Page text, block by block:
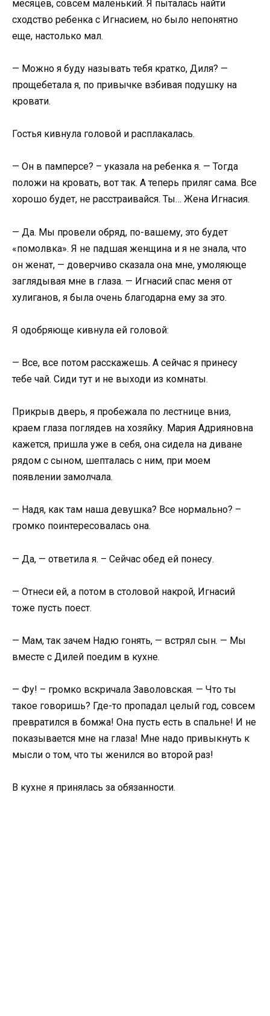
месяцев, совсем маленький. Я пыталась найти
сходство ребенка с Игнасием, но было непонятно
еще, настолько мал.
— Можно я буду называть тебя кратко, Диля? —
прощебетала я, по привычке взбивая подушку на
кровати.
Гостья кивнула головой и расплакалась.
— Он в памперсе? – указала на ребенка я. — Тогда
положи на кровать, вот так. А теперь приляг сама. Все
хорошо будет, не расстраивайся. Ты… Жена Игнасия.
— Да. Мы провели обряд, по-вашему, это будет
«помолвка». Я не падшая женщина и я не знала, что
он женат, — доверчиво сказала она мне, умоляюще
заглядывая мне в глаза. — Игнасий спас меня от
хулиганов, я была очень благодарна ему за это.
Я одобряюще кивнула ей головой:
— Все, все потом расскажешь. А сейчас я принесу
тебе чай. Сиди тут и не выходи из комнаты.
Прикрыв дверь, я пробежала по лестнице вниз,
краем глаза поглядев на хозяйку. Мария Адрияновна
кажется, пришла уже в себя, она сидела на диване
рядом с сыном, шепталась с ним, при моем
появлении замолчала.
— Надя, как там наша девушка? Все нормально? –
громко поинтересовалась она.
— Да, — ответила я. – Сейчас обед ей понесу.
— Отнеси ей, а потом в столовой накрой, Игнасий
тоже пусть поест.
— Мам, так зачем Надю гонять, — встрял сын. — Мы
вместе с Дилей поедим в кухне.
— Фу! – громко вскричала Заволовская. — Что ты
такое говоришь? Где-то пропадал целый год, совсем
превратился в бомжа! Она пусть есть в спальне! И не
показывается мне на глаза! Мне надо привыкнуть к
мысли о том, что ты женился во второй раз!
В кухне я принялась за обязанности.